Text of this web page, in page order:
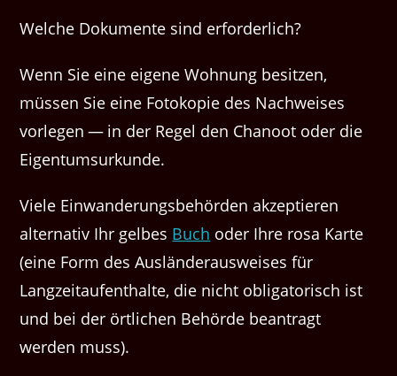
Welche Doku­mente sind erforderlich?
Wenn Sie eine eigene Woh­nung besitzen,
müssen Sie eine Fotokopie des Nach­weis­es
vor­legen — in der Regel den Chanoot oder die
Eigentumsurkunde.
Viele Einwanderungsbehörden akzeptieren
alternativ Ihr gelbes Buch oder Ihre rosa Karte
(eine Form des Ausländerausweises für
Langzeitaufenthalte, die nicht obligatorisch ist
und bei der örtlichen Behörde beantragt
werden muss).